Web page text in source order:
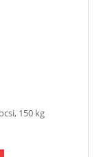
150 kg